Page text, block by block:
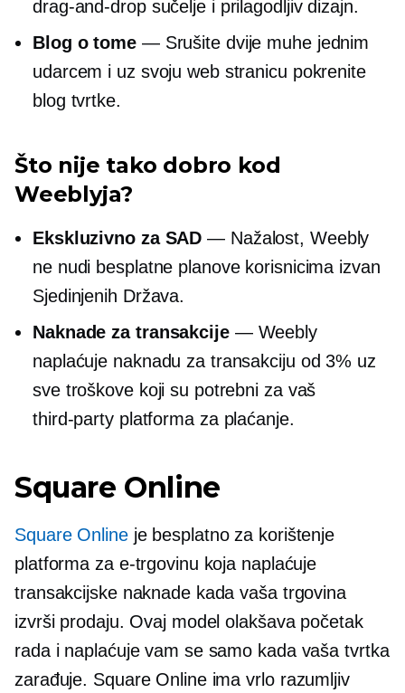
drag-and-dropsučelje i prilagodljiv dizajn.
Blog o tome— Srušite dvije muhe jednim
udarcem i uz svoju web stranicu pokrenite
blog tvrtke.
Što nije tako dobro kod
Weeblyja?
Ekskluzivno za SAD — Nažalost, Weebly
ne nudi besplatne planove korisnicima izvan
Sjedinjenih Država.
Naknade za transakcije— Weebly
naplaćuje naknadu za transakciju od 3% uz
sve troškove koji su potrebni za vaš
third-partyplatforma za plaćanje.
Square Online
Square Onlineje besplatno za korištenje
platforma za e-trgovinu koja naplaćuje
transakcijske naknade kada vaša trgovina
izvrši prodaju. Ovaj model olakšava početak
rada i naplaćuje vam se samo kada vaša tvrtka
zarađuje. Square Online ima vrlo razumljiv